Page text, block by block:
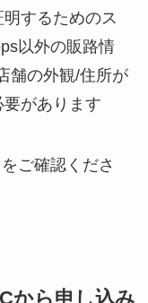
するためのス
以外の販路情
舗の外観/住所が
があります
をご確認くださ
から申し込み